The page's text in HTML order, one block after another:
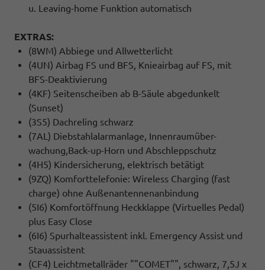
u. Leaving-home Funktion automatisch
EXTRAS:
(8WM) Abbiege und Allwetterlicht
(4UN) Airbag FS und BFS, Knieairbag auf FS, mit
BFS-Deaktivierung
(4KF) Seitenscheiben ab B-Säule abgedunkelt
(Sunset)
(3S5) Dachreling schwarz
(7AL) Diebstahlalarmanlage, Innenraumüber-
wachung,Back-up-Horn und Abschleppschutz
(4H5) Kindersicherung, elektrisch betätigt
(9ZQ) Komforttelefonie: Wireless Charging (fast
charge) ohne Außenantennenanbindung
(5I6) Komfortöffnung Heckklappe (Virtuelles Pedal)
plus Easy Close
(6I6) Spurhalteassistent inkl. Emergency Assist und
Stauassistent
(CF4) Leichtmetallräder ""COMET"", schwarz, 7,5J x